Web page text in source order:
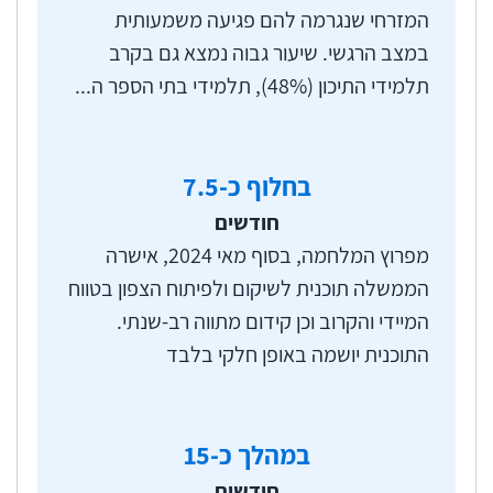
טווח וניהול אירועי חירום במשרד ראש הממשלה.
המזרחי שנגרמה להם פגיעה משמעותית
במצב הרגשי. שיעור גבוה נמצא גם בקרב
תלמידי התיכון (48%), תלמידי בתי הספר ה...
בחלוף כ-7.5
חודשים
מפרוץ המלחמה, בסוף מאי 2024, אישרה
הממשלה תוכנית לשיקום ולפיתוח הצפון בטווח
המיידי והקרוב וכן קידום מתווה רב-שנתי.
התוכנית יושמה באופן חלקי בלבד
במהלך כ-15